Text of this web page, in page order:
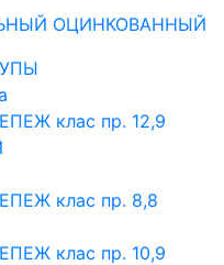
ОЦИНКОВАННЫЙ
клас пр. 12,9
клас пр. 8,8
клас пр. 10,9